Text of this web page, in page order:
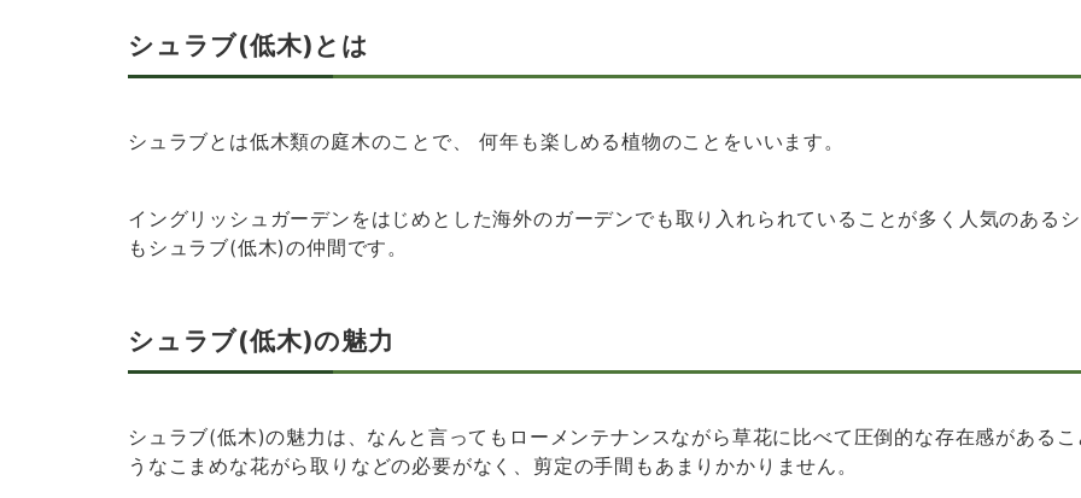
シュラブ(低木)とは
シュラブとは低木類の庭木のことで、​ 何年も楽しめる植物のことをいいます。
イングリッシュガーデンをはじめとした海外のガーデンでも取り入れられていることが多く人気のある
もシュラブ(低木)の仲間です。
シュラブ(低木)の魅力
シュラブ(低木)の魅力は、なんと言ってもローメンテナンスながら草花に比べて圧倒的な存在感がある
うなこまめな花がら取りなどの必要がなく、剪定の手間もあまりかかりません。